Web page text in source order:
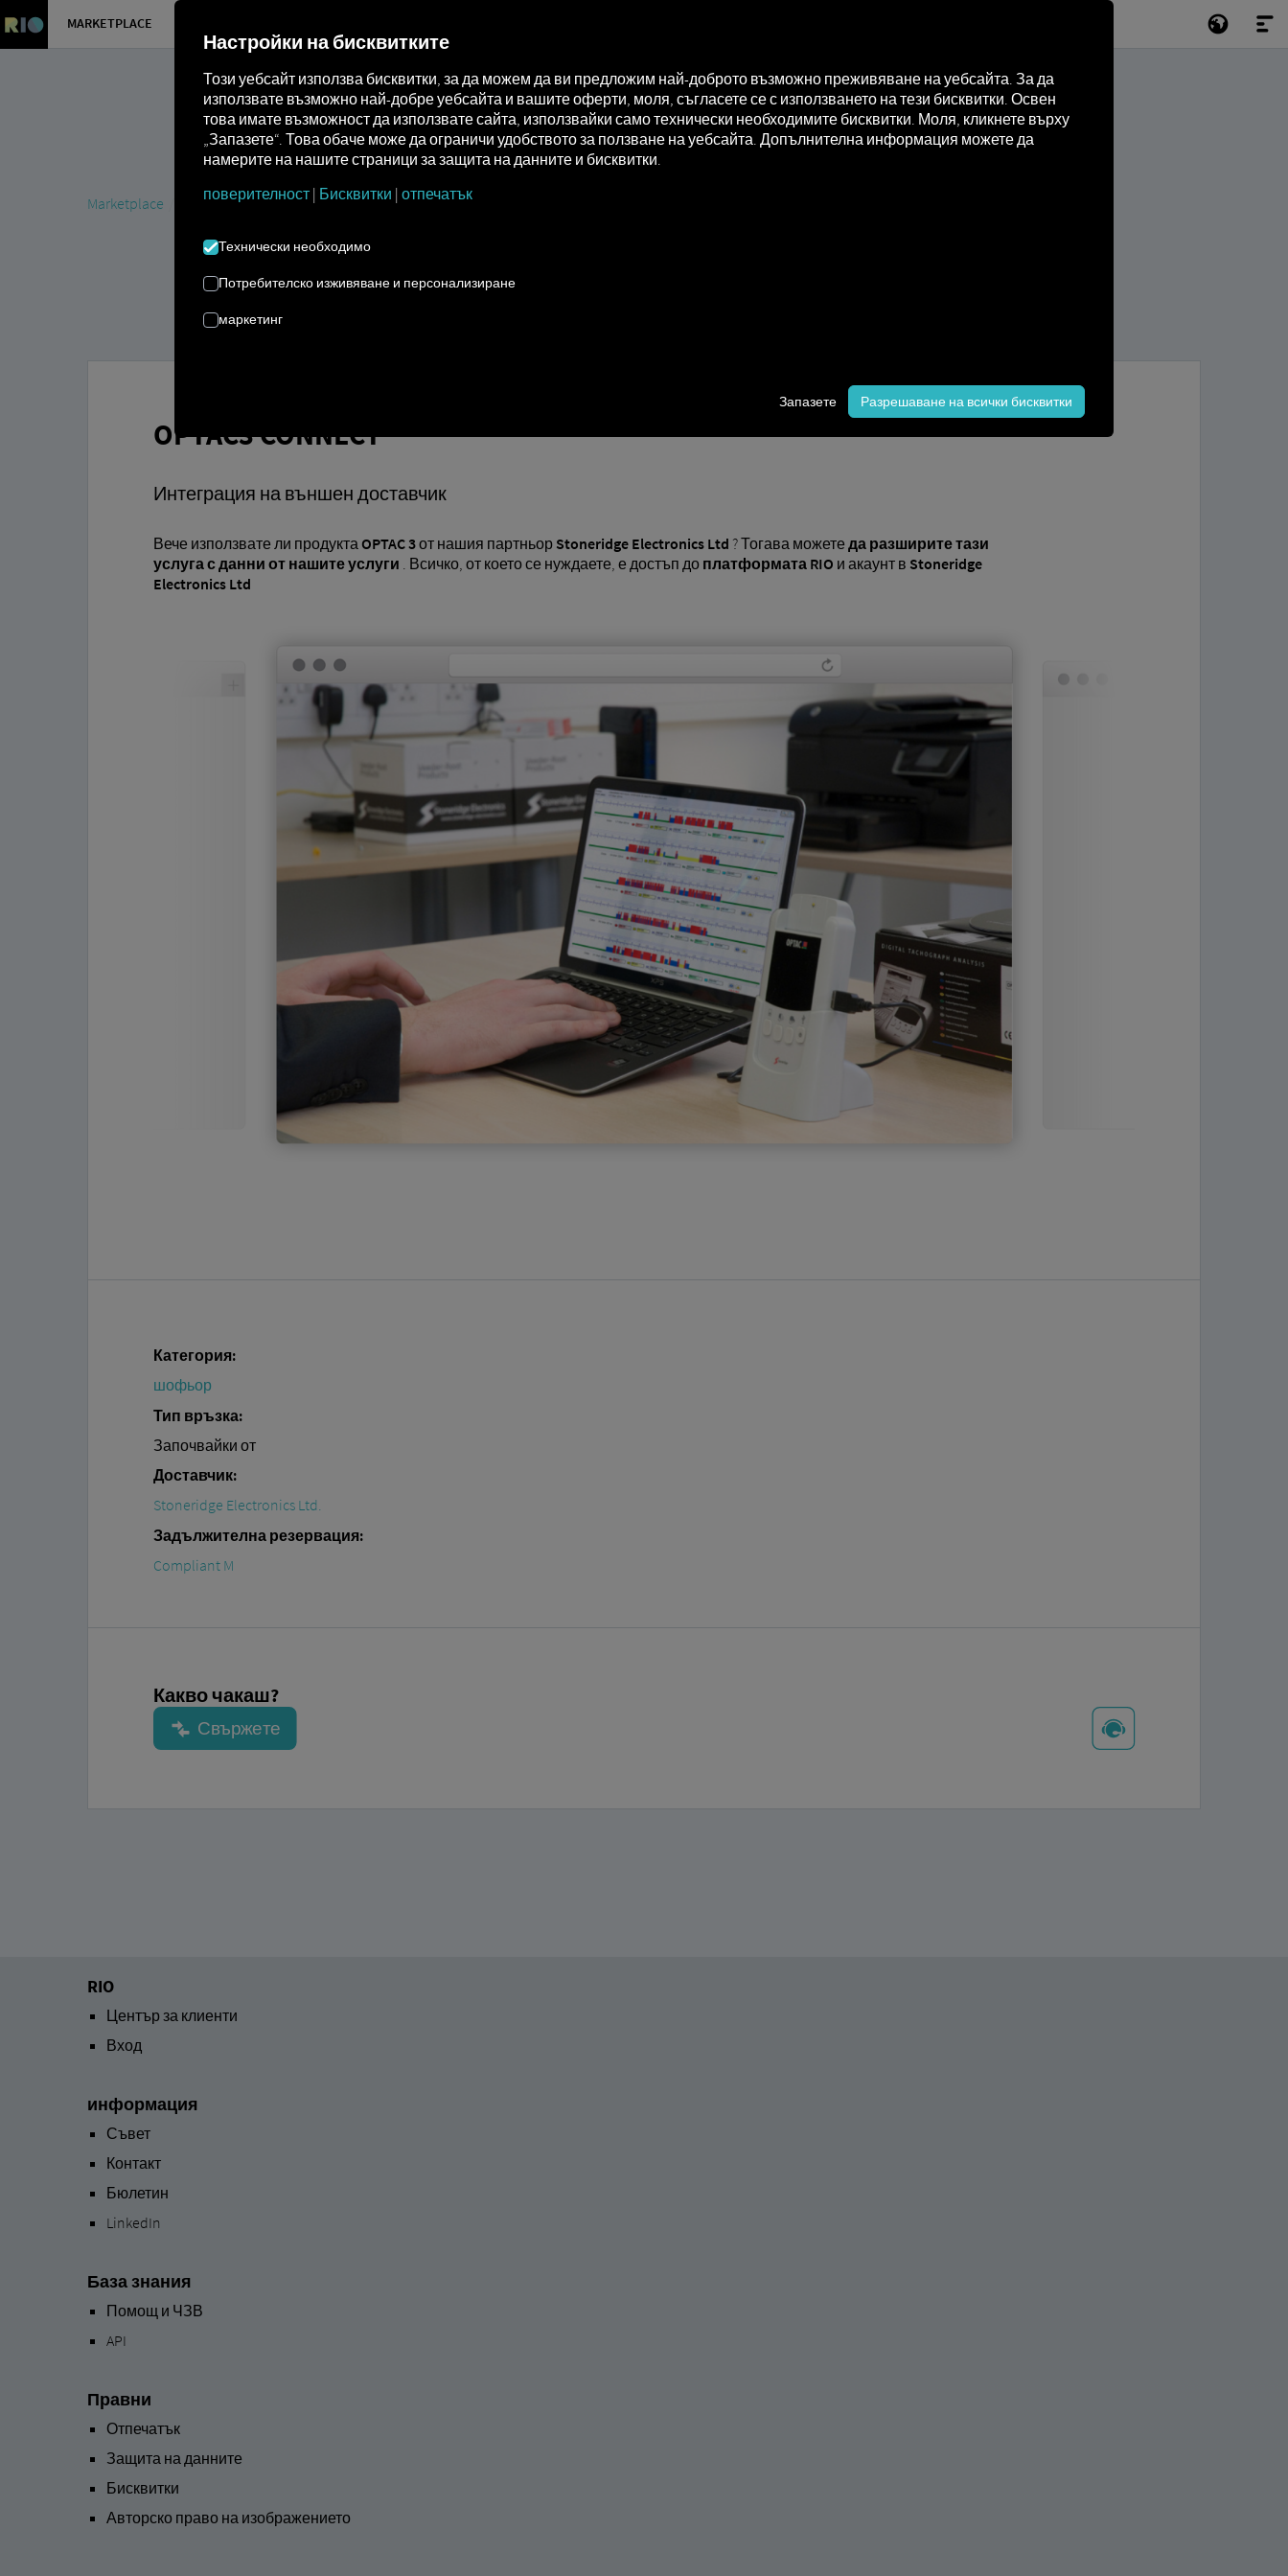
MARKETPLACE
Marketplace Connectors OPTAC3 Connect
OPTAC3 CONNECT
Интеграция на външен доставчик
Вече използвате ли продукта OPTAC 3от нашия партньор Stoneridge Electronics Ltd ? Тогава можете да разширите тази
услуга с данни от нашите услуги . Всичко, от което се нуждаете, е достъп до платформата RIO и акаунт в Stoneridge
Electronics Ltd
Категория:
шофьор
Тип връзка:
Започвайки от
Доставчик:
Stoneridge Electronics Ltd.
Задължителна резервация:
Compliant M
Какво чакаш?
RIO
Център за клиенти
Вход
информация
Съвет
Контакт
Бюлетин
LinkedIn
База знания
Помощ и ЧЗВ
API
Правни
Отпечатък
Защита на данните
Бисквитки
Авторско право на изображението
Настройки на бисквитките
Този уебсайт използва бисквитки, за да можем да ви предложим най-доброто възможно преживяване на уебсайта. За да
използвате възможно най-добре уебсайта и вашите оферти, моля, съгласете се с използването на тези бисквитки. Освен
това имате възможност да използвате сайта, използвайки само технически необходимите бисквитки. Моля, кликнете върху
„Запазете“. Това обаче може да ограничи удобството за ползване на уебсайта. Допълнителна информация можете да
намерите на нашите страници за защита на данните и бисквитки.
поверителност | Бисквитки | отпечатък
Технически необходимо
Потребителско изживяване и персонализиране
маркетинг
Запазете Разрешаване на всички бисквитки